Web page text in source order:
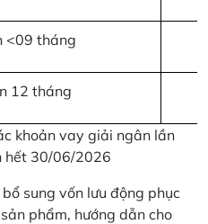
<09 tháng
12 tháng
khoản vay giải ngân lần
hết 30/06/2026
sung vốn lưu động phục
phẩm, hướng dẫn cho